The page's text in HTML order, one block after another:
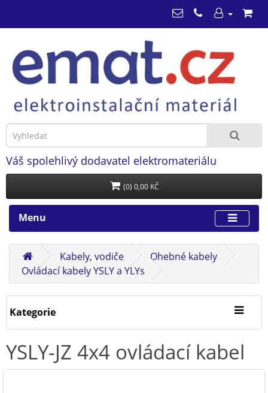
Váš spolehlivý dodavatel elektromateriálu
(0) 0,00 KČ
Menu
Kabely, vodiče
Ohebné kabely
Ovládací kabely YSLY a YLYs
Kategorie
YSLY-JZ 4x4 ovládací kabel